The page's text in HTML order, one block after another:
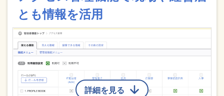
とも情報を活用
詳細を見る